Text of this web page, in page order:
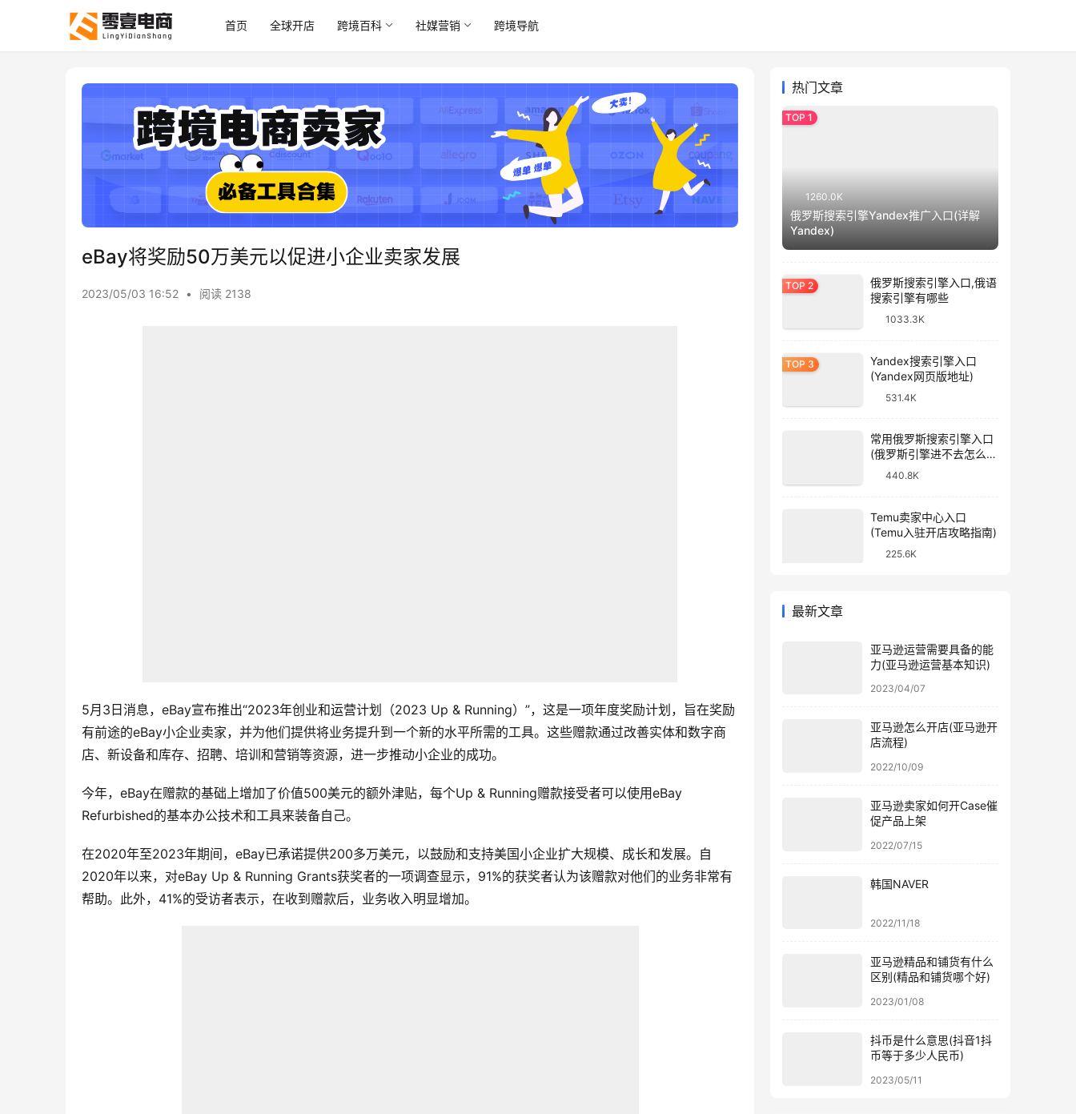
首页 全球开店 跨境百科 社媒营销 跨境导航
eBay将奖励50万美元以促进小企业卖家发展
2023/05/03 16:52 • 阅读 2138
5月3日消息，eBay宣布推出“2023年创业和运营计划（2023 Up & Running）”，这是一项年度奖励计划，旨在奖励
有前途的eBay小企业卖家，并为他们提供将业务提升到一个新的水平所需的工具。这些赠款通过改善实体和数字商
店、新设备和库存、招聘、培训和营销等资源，进一步推动小企业的成功。
今年，eBay在赠款的基础上增加了价值500美元的额外津贴，每个Up & Running赠款接受者可以使用eBay
Refurbished的基本办公技术和工具来装备自己。
在2020年至2023年期间，eBay已承诺提供200多万美元，以鼓励和支持美国小企业扩大规模、成长和发展。自
2020年以来，对eBay Up & Running Grants获奖者的一项调查显示，91%的获奖者认为该赠款对他们的业务非常有
帮助。此外，41%的受访者表示，在收到赠款后，业务收入明显增加。
热门文章
1260.0K
俄罗斯搜索引擎Yandex推广入口(详解
Yandex)
俄罗斯搜索引擎入口,俄语
搜索引擎有哪些
1033.3K
Yandex搜索引擎入口
(Yandex网页版地址)
531.4K
常用俄罗斯搜索引擎入口
(俄罗斯引擎进不去怎么
440.8K
Temu卖家中心入口
(Temu入驻开店攻略指南)
225.6K
最新文章
亚马逊运营需要具备的能
力(亚马逊运营基本知识)
2023/04/07
亚马逊怎么开店(亚马逊开
店流程)
2022/10/09
亚马逊卖家如何开Case催
促产品上架
2022/07/15
韩国NAVER
2022/11/18
亚马逊精品和铺货有什么
区别(精品和铺货哪个好)
2023/01/08
抖币是什么意思(抖音1抖
币等于多少人民币)
2023/05/11